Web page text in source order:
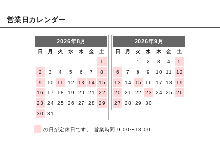
営業日カレンダー
2026年8月
日 月 火 水 木 金
土
1
2
3 4 5 6 7
8
9
10 11 12 13 14
15
16
17 18 19 20 21
22
23
24 25 26 27 28
29
30
31
2026年9月
日 月 火 水 木 金
土
1
2 3 4
5
6
7 8 9 10 11
12
13
14 15 16 17 18
19
20
21 22 23 24 25
26
27
28 29 30
の日が定休日です。 営業時間 9:00〜18:00